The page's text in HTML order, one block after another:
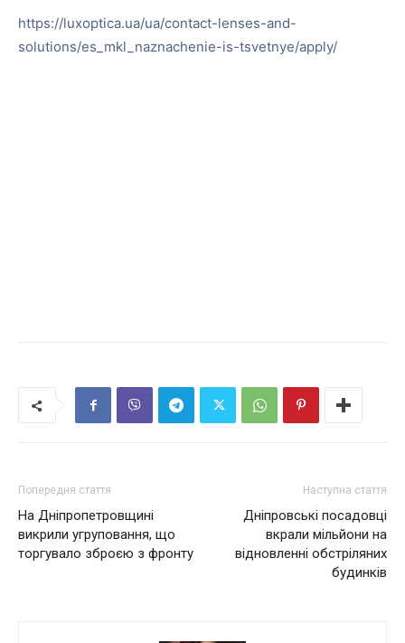
https://luxoptica.ua/ua/contact-lenses-and-
solutions/es_mkl_naznachenie-is-tsvetnye/apply/
Попередня стаття
На Дніпропетровщині
викрили угруповання, що
торгувало зброєю з фронту
Наступна стаття
Дніпровські посадовці
вкрали мільйони на
відновленні обстріляних
будинків